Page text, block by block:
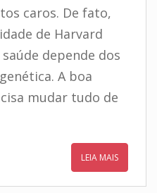
caros. De fato,
de Harvard
depende dos
A boa
mudar tudo de
LEIA MAIS